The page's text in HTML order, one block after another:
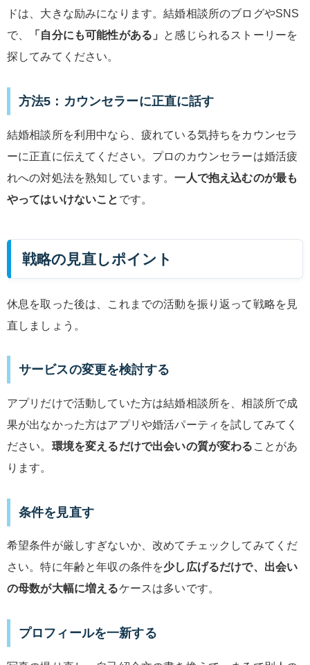
ドは、大きな励みになります。結婚相談所のブログやSNS
で、
「自分にも可能性がある」
と感じられるストーリーを
探してみてください。
方法5：カウンセラーに正直に話す
結婚相談所を利用中なら、疲れている気持ちをカウンセラ
ーに正直に伝えてください。プロのカウンセラーは婚活疲
れへの対処法を熟知しています。一人で抱え込むのが最も
やってはいけないこと です。
戦略の見直しポイント
休息を取った後は、これまでの活動を振り返って戦略を見
直しましょう。
サービスの変更を検討する
アプリだけで活動していた方は結婚相談所を、相談所で成
果が出なかった方はアプリや婚活パーティを試してみてく
ださい。 環境を変えるだけで出会いの質が変わる ことがあ
ります。
条件を見直す
希望条件が厳しすぎないか、改めてチェックしてみてくだ
さい。特に年齢と年収の条件を少し広げるだけで、出会い
の母数が大幅に増えるケースは多いです。
プロフィールを一新する